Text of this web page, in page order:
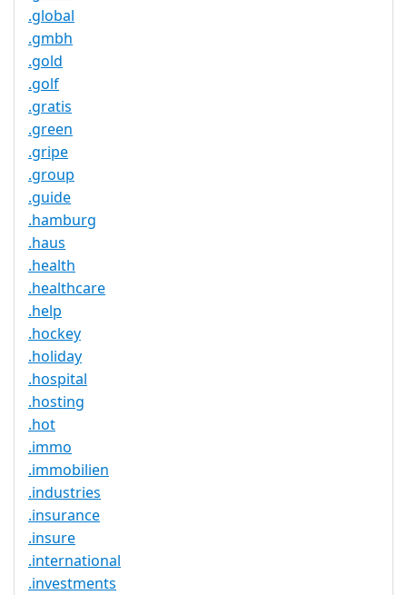
.global
.gmbh
.gold
.golf
.gratis
.green
.gripe
.group
.guide
.hamburg
.haus
.health
.healthcare
.help
.hockey
.holiday
.hospital
.hosting
.hot
.immo
.immobilien
.industries
.insurance
.insure
.international
.investments